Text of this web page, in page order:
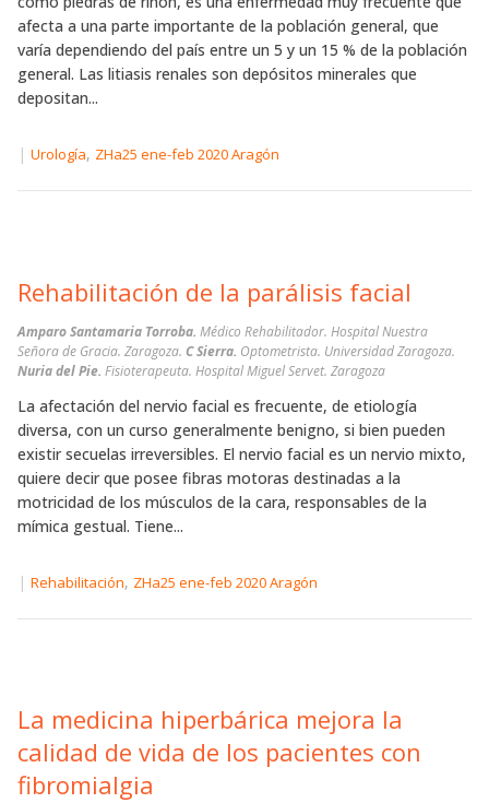
afecta a una parte importante de la población general, que
varía dependiendo del país entre un 5 y un 15 % de la población
general. Las litiasis renales son depósitos minerales que
depositan...
| Urología, ZHa25 ene-feb 2020 Aragón
Rehabilitación de la parálisis facial
Amparo Santamaria Torroba. Médico Rehabilitador. Hospital Nuestra
Señora de Gracia. Zaragoza. C Sierra. Optometrista. Universidad Zaragoza.
Nuria del Pie. Fisioterapeuta. Hospital Miguel Servet. Zaragoza
La afectación del nervio facial es frecuente, de etiología
diversa, con un curso generalmente benigno, si bien pueden
existir secuelas irreversibles. El nervio facial es un nervio mixto,
quiere decir que posee fibras motoras destinadas a la
motricidad de los músculos de la cara, responsables de la
mímica gestual. Tiene...
| Rehabilitación, ZHa25 ene-feb 2020 Aragón
La medicina hiperbárica mejora la
calidad de vida de los pacientes con
fibromialgia